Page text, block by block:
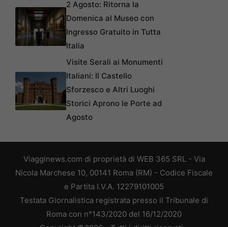
2 Agosto: Ritorna la
Domenica al Museo con
Ingresso Gratuito in Tutta
Italia
Visite Serali ai Monumenti
Italiani: Il Castello
Sforzesco e Altri Luoghi
Storici Aprono le Porte ad
Agosto
Viagginews.com di proprietà di WEB 365 SRL - Via
Nicola Marchese 10, 00141 Roma (RM) - Codice Fiscale
e Partita I.V.A. 12279101005
Testata Giornalistica registrata presso il Tribunale di
Roma con n°143/2020 del 16/12/2020